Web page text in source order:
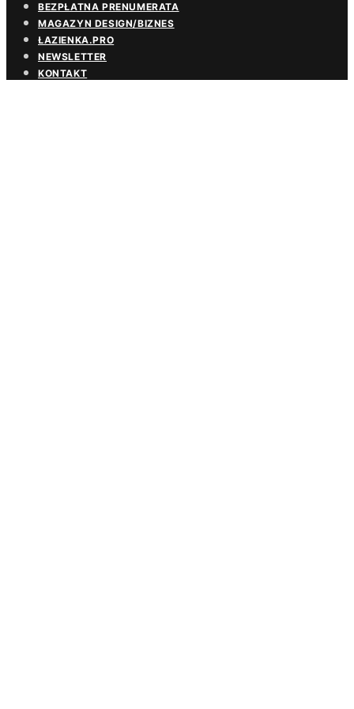
BEZPŁATNA PRENUMERATA
MAGAZYN DESIGN/BIZNES
ŁAZIENKA.PRO
NEWSLETTER
KONTAKT